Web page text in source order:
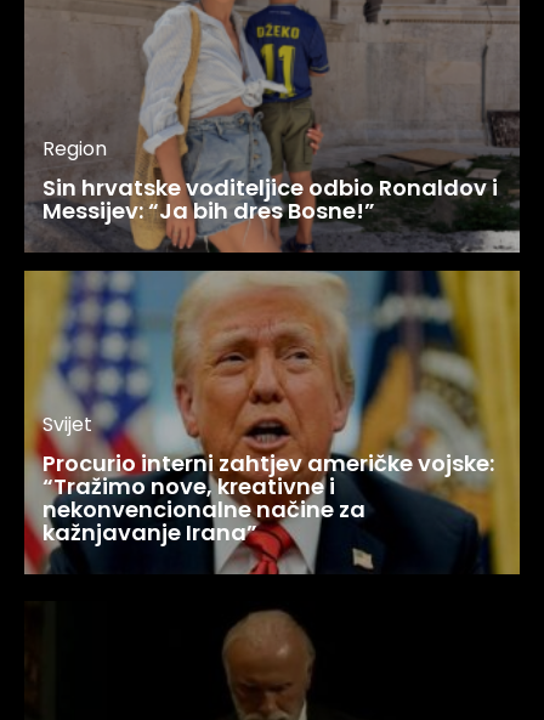
Region
Sin hrvatske voditeljice odbio Ronaldov i
Messijev: “Ja bih dres Bosne!”
Svijet
Procurio interni zahtjev američke vojske:
“Tražimo nove, kreativne i
nekonvencionalne načine za
kažnjavanje Irana”